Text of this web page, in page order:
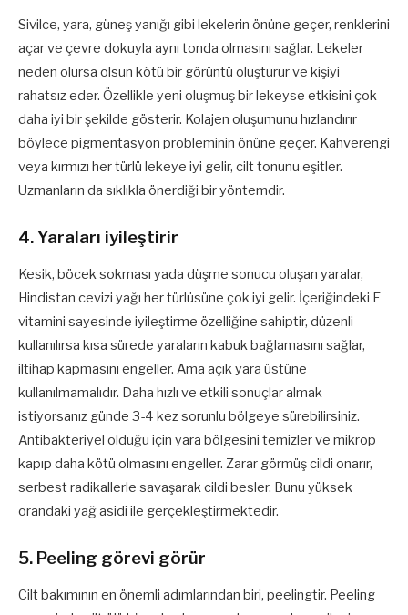
Sivilce, yara, güneş yanığı gibi lekelerin önüne geçer, renklerini
açar ve çevre dokuyla aynı tonda olmasını sağlar. Lekeler
neden olursa olsun kötü bir görüntü oluşturur ve kişiyi
rahatsız eder. Özellikle yeni oluşmuş bir lekeyse etkisini çok
daha iyi bir şekilde gösterir. Kolajen oluşumunu hızlandırır
böylece pigmentasyon probleminin önüne geçer. Kahverengi
veya kırmızı her türlü lekeye iyi gelir, cilt tonunu eşitler.
Uzmanların da sıklıkla önerdiği bir yöntemdir.
4. Yaraları iyileştirir
Kesik, böcek sokması yada düşme sonucu oluşan yaralar,
Hindistan cevizi yağı her türlüsüne çok iyi gelir. İçeriğindeki E
vitamini sayesinde iyileştirme özelliğine sahiptir, düzenli
kullanılırsa kısa sürede yaraların kabuk bağlamasını sağlar,
iltihap kapmasını engeller. Ama açık yara üstüne
kullanılmamalıdır. Daha hızlı ve etkili sonuçlar almak
istiyorsanız günde 3-4 kez sorunlu bölgeye sürebilirsiniz.
Antibakteriyel olduğu için yara bölgesini temizler ve mikrop
kapıp daha kötü olmasını engeller. Zarar görmüş cildi onarır,
serbest radikallerle savaşarak cildi besler. Bunu yüksek
orandaki yağ asidi ile gerçekleştirmektedir.
5. Peeling görevi görür
Cilt bakımının en önemli adımlarından biri, peelingtir. Peeling